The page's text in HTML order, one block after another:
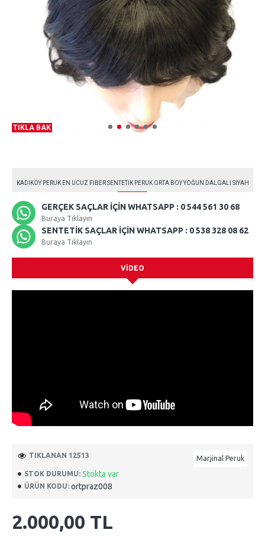
TIKLA BAK
KADIKÖY PERUK EN UCUZ FIBER SENTETIK PERUK ORTA BOY YOĞUN DALGALI SIYAH
GERÇEK SAÇLAR İÇIN WHATSAPP : 0 544 561 30 68
Buraya Tıklayın
SENTETIK SAÇLAR İÇIN WHATSAPP : 0 538 328 08 62
Buraya Tıklayın
VIDEO
STOK DURUMU: Stokta var
ÜRÜN KODU: ortpraz008
Marjinal Peruk
TIKLANAN 12513
2.000,00 TL